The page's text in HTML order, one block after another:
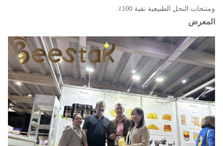
ومنتجات النحل الطبيعية نقية 100٪.
المعرض